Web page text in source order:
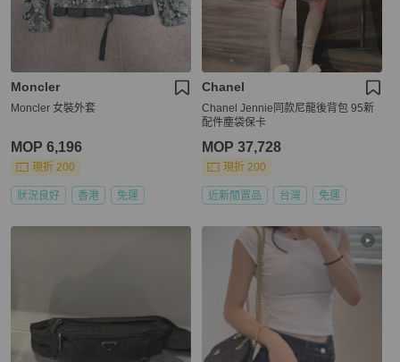
Moncler
Moncler 女裝外套
MOP 6,196
現折 200
狀況良好 香港 免運
Chanel
Chanel Jennie同款尼龍後背包 95新
配件塵袋保卡
MOP 37,728
現折 200
近新閒置品 台灣 免運